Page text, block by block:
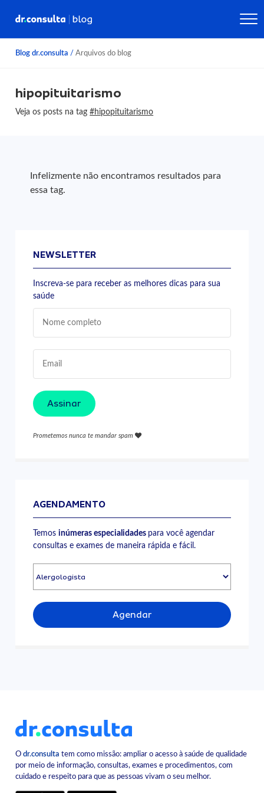
Blog dr.consulta / Arquivos do blog
hipopituitarismo
Veja os posts na tag#hipopituitarismo
Infelizmente não encontramos resultados para
essa tag.
NEWSLETTER
Inscreva-se para receber as melhores dicas para sua
saúde
Assinar
Prometemos nunca te mandar spam
AGENDAMENTO
Temosinúmeras especialidades para você agendar
consultas e exames de maneira rápida e fácil.
Agendar
Odr.consulta tem como missão: ampliar o acesso à saúde de qualidade
por meio de informação, consultas, exames e procedimentos, com
cuidado e respeito para que as pessoas vivam o seu melhor.